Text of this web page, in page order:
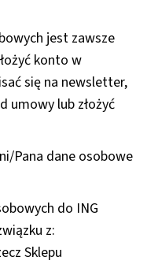
jest zawsze
konto w
się na newsletter,
umowy lub złożyć
Pana dane osobowe
do ING
z:
Sklepu